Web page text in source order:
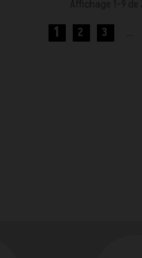
1 2 3